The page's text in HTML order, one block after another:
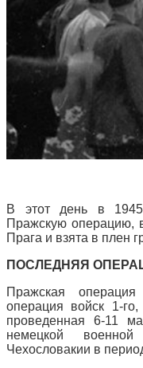
В этот день в 1945
Пражскую операцию,
Прага и взята в плен
ПОСЛЕДНЯЯ
Пражская
операция войск 1-
проведенная 6-11
немецкой
Чехословакии в